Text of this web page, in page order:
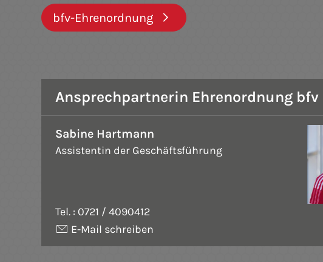
bfv-Ehrenordnung
Ansprechpartnerin Ehrenordnung bfv
Sabine Hartmann
Assistentin der Geschäftsführung
Tel. : 0721 / 4090412
E-Mail schreiben